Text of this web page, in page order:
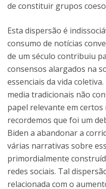
de constituir grupos
Esta dispersão é
consumo de notícias
de um século contribuiu
consensos alargados na
essenciais da vida
media tradicionais não
papel relevante em certos
recordemos que foi um
Biden a abandonar a
várias narrativas sobre
primordialmente
redes sociais. Tal
relacionada com o